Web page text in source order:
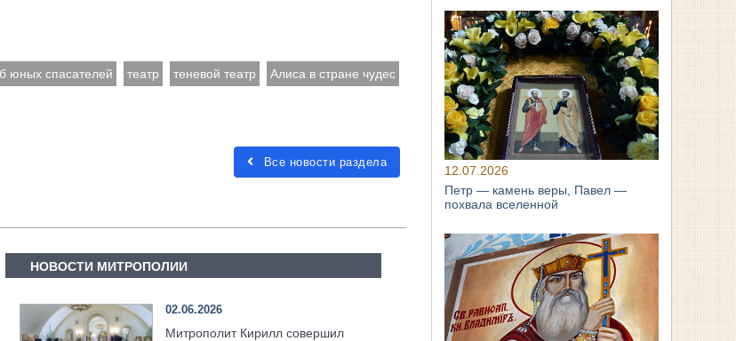
юных спасателей театр теневой театр Алиса в стране чудес
Все новости раздела
НОВОСТИ МИТРОПОЛИИ
02.06.2026
Митрополит Кирилл совершил
12.07.2026
Петр — камень веры, Павел —
похвала вселенной